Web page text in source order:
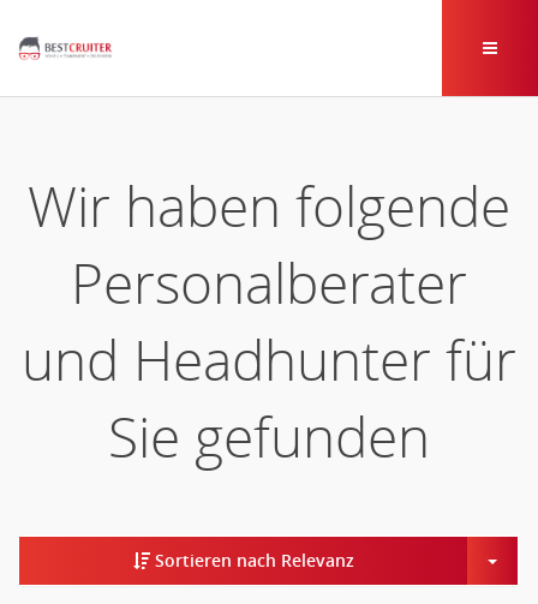
Wir haben folgende
Personalberater
und Headhunter für
Sie gefunden
Sortieren nach Relevanz